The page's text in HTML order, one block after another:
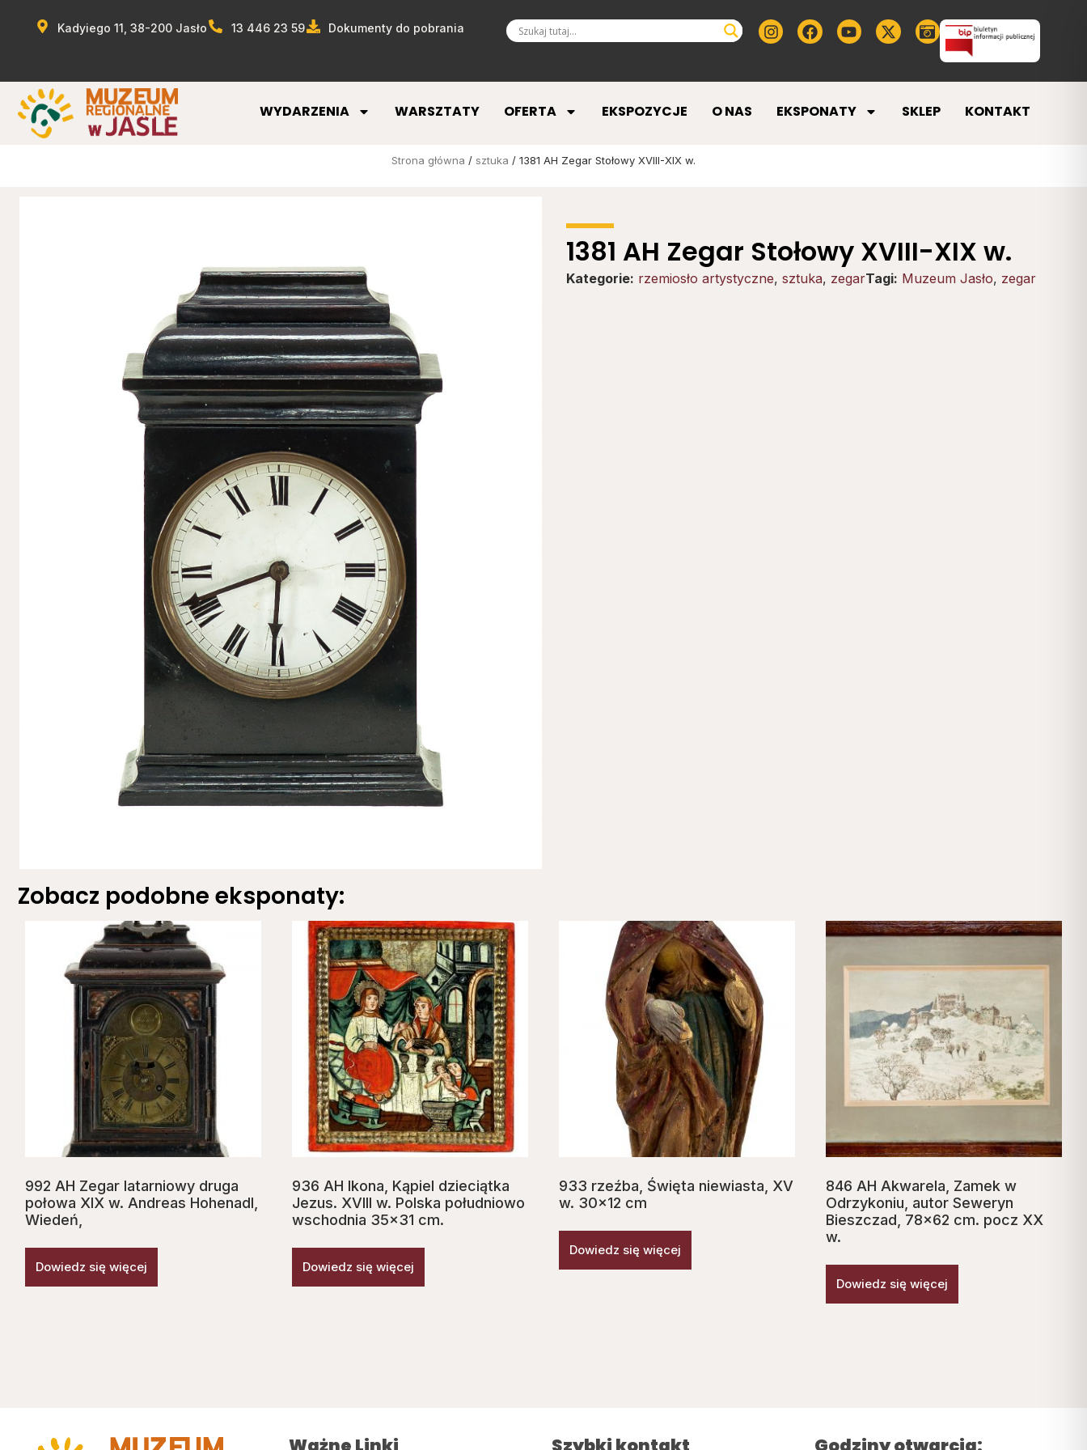
Kadyiego 11, 38-200 Jasło 13 446 23 59 Dokumenty do pobrania
WYDARZENIA WARSZTATY OFERTA EKSPOZYCJE O NAS EKSPONATY SKLEP KONTAKT
Strona główna / sztuka / 1381 AH Zegar Stołowy XVIII-XIX w.
1381 AH Zegar Stołowy XVIII-XIX w.
Kategorie: rzemiosło artystyczne, sztuka, zegarTagi: Muzeum Jasło, zegar
Zobacz podobne eksponaty:
992 AH Zegar latarniowy druga
połowa XIX w. Andreas Hohenadl,
Wiedeń,
Dowiedz się więcej
936 AH Ikona, Kąpiel dzieciątka
Jezus. XVIII w. Polska południowo
wschodnia 35×31 cm.
Dowiedz się więcej
933 rzeźba, Ś‌więta niewiasta, XV
w. 30×12 cm
Dowiedz się więcej
846 AH Akwarela, Zamek w
Odrzykoniu, autor Seweryn
Bieszczad, 78×62 cm. pocz XX
w.
Dowiedz się więcej